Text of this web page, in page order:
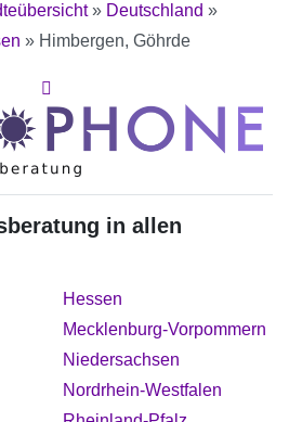
» Deutschland »
» Himbergen, Göhrde
in allen
Hessen
Mecklenburg-Vorpommern
Niedersachsen
Nordrhein-Westfalen